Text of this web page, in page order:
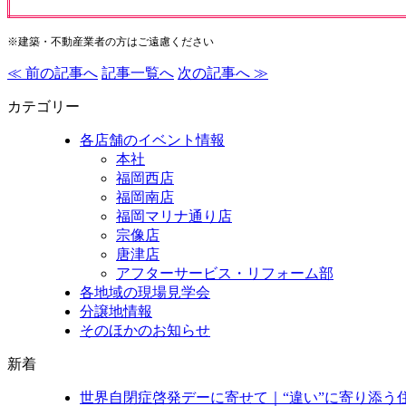
※建築・不動産業者の方はご遠慮ください
≪ 前の記事へ 記事一覧へ 次の記事へ ≫
カテゴリー
各店舗のイベント情報
本社
福岡西店
福岡南店
福岡マリナ通り店
宗像店
唐津店
アフターサービス・リフォーム部
各地域の現場見学会
分譲地情報
そのほかのお知らせ
新着
世界自閉症啓発デーに寄せて｜“違い”に寄り添う